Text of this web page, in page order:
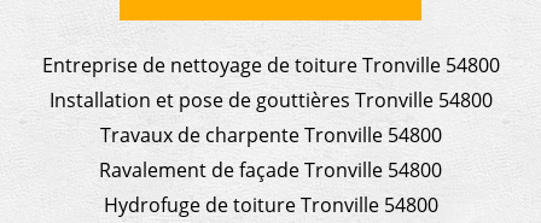
Entreprise de nettoyage de toiture Tronville 54800
Installation et pose de gouttières Tronville 54800
Travaux de charpente Tronville 54800
Ravalement de façade Tronville 54800
Hydrofuge de toiture Tronville 54800